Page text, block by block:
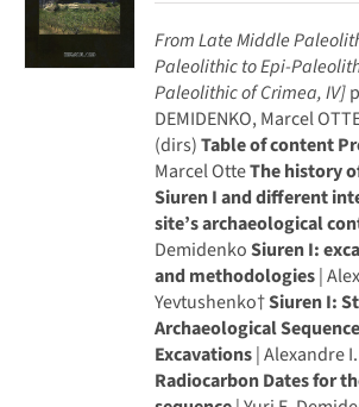
From Late Middle
Paleolithic to Epi-
Paleolithic of Crimea, IV]
DEMIDENKO, Marcel
(dirs)Table of content
Marcel OtteThe history
Siuren I and different
site’s archaeological
DemidenkoSiuren I:
and methodologies|
Yevtushenko†Siuren I:
Archaeological
Excavations| Alexandre
Radiocarbon Dates for